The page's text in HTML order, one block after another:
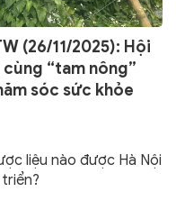
(26/11/2025): Hội
“tam nông”
sóc sức khỏe
liệu nào được Hà Nội